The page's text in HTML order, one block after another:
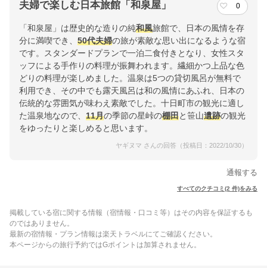
夫婦で楽しむ日本旅館「和泉屋」 0
「和泉屋」は歴史的な造りの純和風旅館で、日本の風情を存
分に満喫でき、 50代夫婦の旅が素敵な思い出になるような宿
です。スタンダードプランで一泊二食付きとなり、女性スタ
ッフによる手作りの料理が振舞われます。繊細かつ上品な色
どりの料理が楽しめました。温泉は5つの貸切風呂が無料で
利用でき、その中でも露天風呂は和の風情にあふれ、日本の
伝統的な雰囲気が味わえ素敵でした。十日町市の観光に適し
た温泉地なので、 11月の季節の星峠の棚田と笹山遺跡の観光
をゆったりと楽しめると思います。
ヤギヌマ さんの回答（投稿日：2022/10/30）
通報する
すべてのクチコミ(2 件)をみる
掲載している宿に関する情報（宿情報・口コミ等）はその内容を保証するも
のではありません。
最新の宿情報・プラン情報は楽天トラベルにてご確認ください。
本ページからの旅行予約ではGポイントは加算されません。